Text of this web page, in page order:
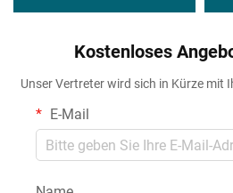
Kostenloses
Unser Vertreter wird sich in Kürze mit
E-Mail